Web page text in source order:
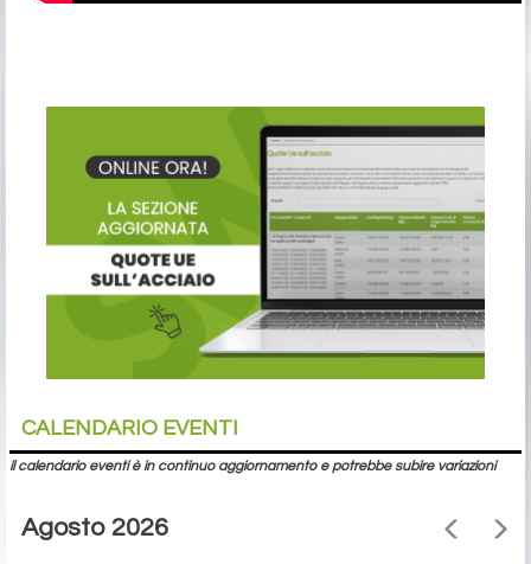
CALENDARIO EVENTI
il calendario eventi è in continuo aggiornamento e potrebbe subire variazioni
Agosto 2026